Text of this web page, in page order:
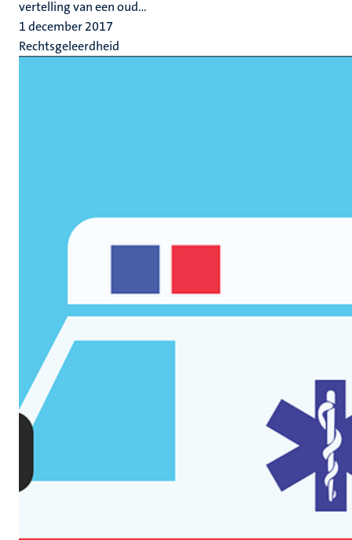
vertelling van een oud...
1 december 2017
Rechtsgeleerdheid